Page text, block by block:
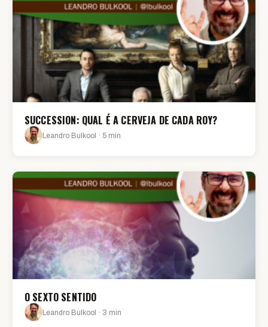
SUCCESSION: QUAL É A CERVEJA DE CADA ROY?
Leandro Bulkool · 5 min
O SEXTO SENTIDO
Leandro Bulkool · 3 min